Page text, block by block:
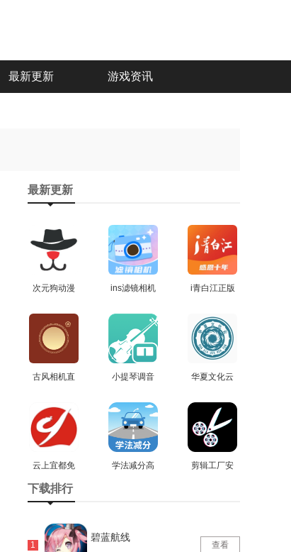
最新更新 游戏资讯
最新更新
次元狗动漫
ins滤镜相机
i青白江正版
古风相机直
小提琴调音
版
华夏文化云
云上宜都免
费原版
查看
学法减分高
剪辑工厂安
下载排行
碧蓝航线
查看